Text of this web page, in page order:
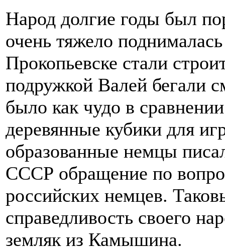
Народ долгие годы был
очень тяжело
Прокопьевске стали
подружкой Валей бегали
было как чудо в
деревянные кубики для
образованные немцы
СССР обращение по
российских немцев.
справедливость своего
земляк из Камышина.